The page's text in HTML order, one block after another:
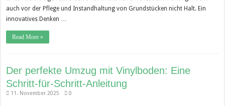
auch vor der Pflege und Instandhaltung von Grundstücken nicht Halt. Ein
innovatives Denken …
Read More »
Der perfekte Umzug mit Vinylboden: Eine
Schritt-für-Schritt-Anleitung
11. November 2025 0